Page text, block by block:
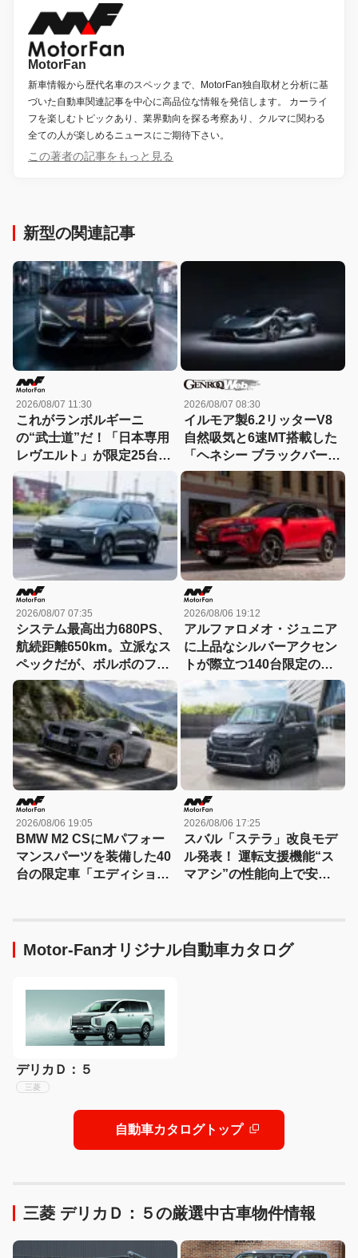
MotorFan
新車情報から歴代名車のスペックまで、MotorFan独自取材と分析に基
づいた自動車関連記事を中心に高品位な情報を発信します。 カーライ
フを楽しむトピックあり、業界動向を探る考察あり、クルマに関わる
全ての人が楽しめるニュースにご期待下さい。
この著者の記事をもっと見る
新型の関連記事
2026/08/07 11:30
これがランボルギーニ
の“武士道”だ！「日本専用
レヴエルト」が限定25台で
誕生!! その理由とは……？
2026/08/07 08:30
イルモア製6.2リッターV8
自然吸気と6速MT搭載した
「ヘネシー ブラックバー
ド」がデビュー【動画】
2026/08/07 07:35
システム最高出力680PS、
航続距離650km。立派なス
ペックだが、ボルボのフラ
ッグシップSUVの本当の魅
力は数字以外にあった！
【ボルボEX90試乗】
2026/08/06 19:12
アルファロメオ・ジュニア
に上品なシルバーアクセン
トが際立つ140台限定の
「スポルト スペチアーレ」
が登場！
2026/08/06 19:05
BMW M2 CSにMパフォー
マンスパーツを装備した40
台の限定車「エディショ
2026/08/06 17:25
スバル「ステラ」改良モデ
ル発表！ 運転支援機能“ス
マアシ”の性能向上で安心
Motor-Fanオリジナル自動車カタログ
デリカＤ：５
三菱
自動車カタログトップ
三菱 デリカＤ：５の厳選中古車物件情報